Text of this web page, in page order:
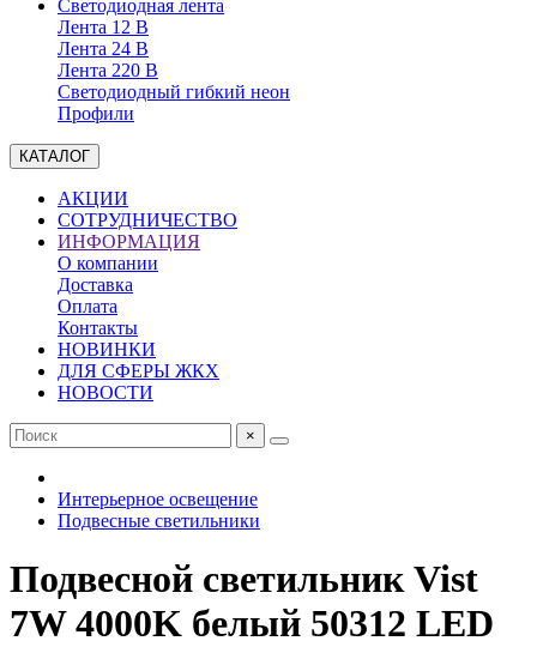
Светодиодная лента
Лента 12 В
Лента 24 В
Лента 220 В
Светодиодный гибкий неон
Профили
КАТАЛОГ
АКЦИИ
СОТРУДНИЧЕСТВО
ИНФОРМАЦИЯ
О компании
Доставка
Оплата
Контакты
НОВИНКИ
ДЛЯ СФЕРЫ ЖКХ
НОВОСТИ
×
Интерьерное освещение
Подвесные светильники
Подвесной светильник Vist
7W 4000K белый 50312 LED